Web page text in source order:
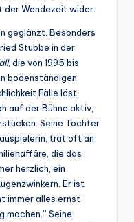
der Wendezeit wider.
geglänzt. Besonders
Stubbe in der
, die von 1995 bis
bodenständigen
Fälle löst.
auf der Bühne aktiv,
Seine Tochter
trat oft an
die das
herzlich, ein
Er ist
immer alles ernst
machen.” Seine